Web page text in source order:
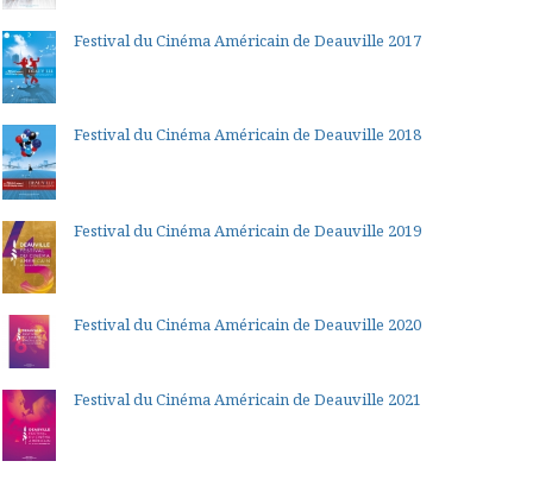
Festival du Cinéma Américain de Deauville 2017
Festival du Cinéma Américain de Deauville 2018
Festival du Cinéma Américain de Deauville 2019
Festival du Cinéma Américain de Deauville 2020
Festival du Cinéma Américain de Deauville 2021